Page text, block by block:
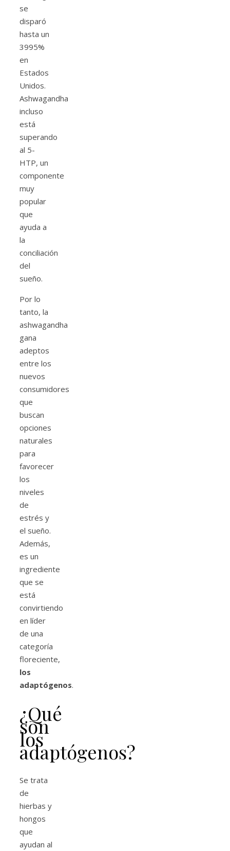
se
disparó
hasta un
3995%
en
Estados
Unidos.
Ashwagandha
incluso
está
superando
al 5-
HTP, un
componente
muy
popular
que
ayuda a
la
conciliación
del
sueño.
Por lo
tanto, la
ashwagandha
gana
adeptos
entre los
nuevos
consumidores
que
buscan
opciones
naturales
para
favorecer
los
niveles
de
estrés y
el sueño.
Además,
es un
ingrediente
que se
está
convirtiendo
en líder
de una
categoría
floreciente,
los
adaptógenos.
¿Qué
son
los
adaptógenos?
Se trata
de
hierbas y
hongos
que
ayudan al